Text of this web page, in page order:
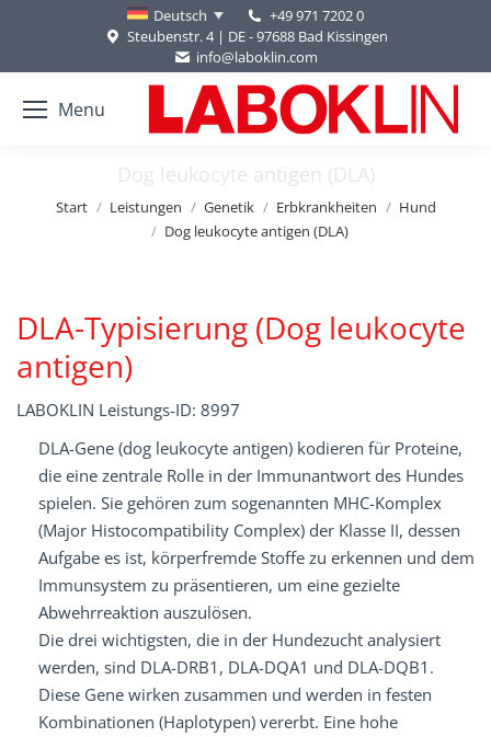
Deutsch
+49 971 7202 0
Steubenstr. 4 | DE - 97688 Bad Kissingen
info@laboklin.com
Menu
Dog leukocyte antigen (DLA)
Sie befinden sich hier:
Start Leistungen Genetik Erbkrankheiten
Hund
Dog leukocyte antigen (DLA)
DLA-Typisierung (Dog leukocyte
antigen)
LABOKLIN Leistungs-ID: 8997
DLA-Gene (dog leukocyte antigen) kodieren für Proteine,
die eine zentrale Rolle in der Immunantwort des Hundes
spielen. Sie gehören zum sogenannten MHC-Komplex
(Major Histocompatibility Complex) der Klasse II, dessen
Aufgabe es ist, körperfremde Stoffe zu erkennen und dem
Immunsystem zu präsentieren, um eine gezielte
Abwehrreaktion auszulösen.
Die drei wichtigsten, die in der Hundezucht analysiert
werden, sind DLA-DRB1, DLA-DQA1 und DLA-DQB1.
Diese Gene wirken zusammen und werden in festen
Kombinationen (Haplotypen) vererbt. Eine hohe